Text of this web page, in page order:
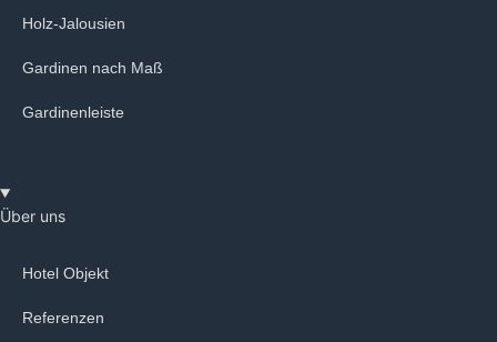
Holz-Jalousien
Gardinen nach Maß
Gardinenleiste
Über uns
Hotel Objekt
Referenzen